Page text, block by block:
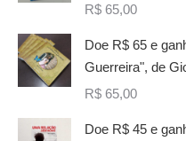
R$ 65,00
Doe R$ 65 e
Guerreira", de
R$ 65,00
Doe R$ 45 e